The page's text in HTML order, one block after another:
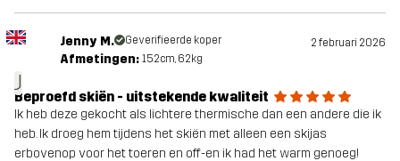
J
Jenny M. Geverifieerde koper 2 februari 2026
Afmetingen: 152cm, 62kg
Beproefd skiën - uitstekende kwaliteit
Ik heb deze gekocht als lichtere thermische dan een andere die ik
heb. Ik droeg hem tijdens het skiën met alleen een skijas
erbovenop voor het toeren en off-en ik had het warm genoeg!